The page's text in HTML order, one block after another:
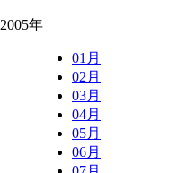
2005年
01月
02月
03月
04月
05月
06月